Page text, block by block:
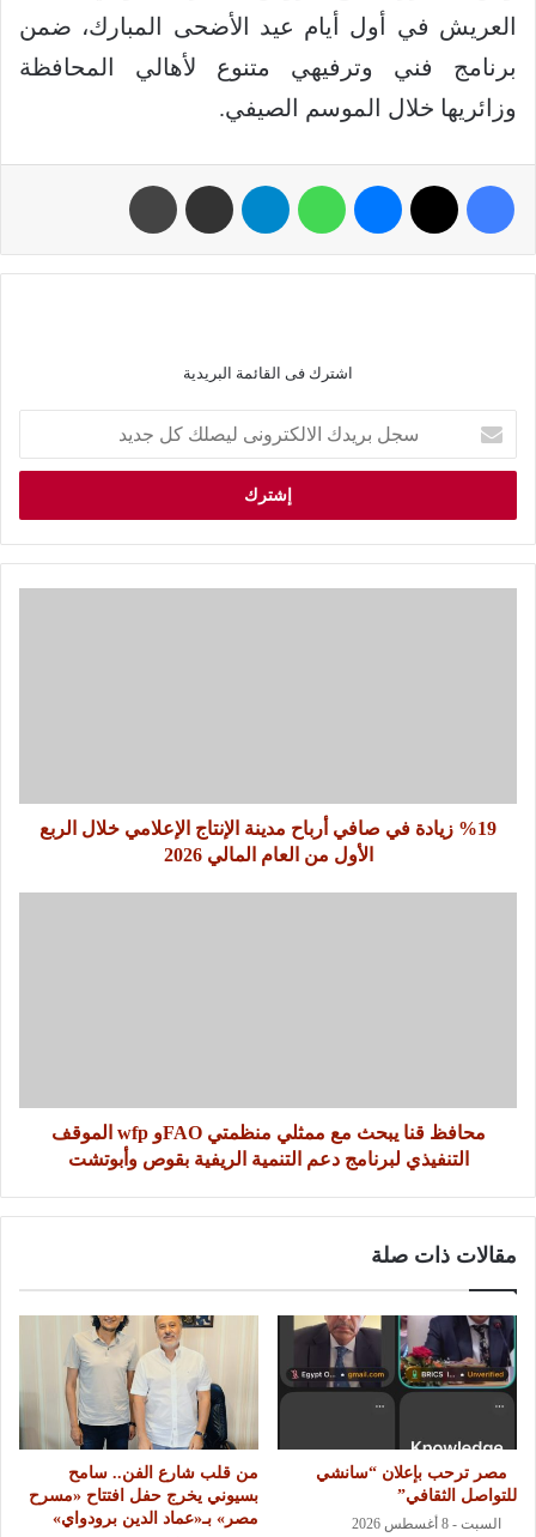
العريش في أول أيام عيد الأضحى المبارك، ضمن
برنامج فني وترفيهي متنوع لأهالي المحافظة
وزائريها خلال الموسم الصيفي.
اشترك فى القائمة البريدية
%19 زيادة في صافي أرباح مدينة الإنتاج الإعلامي خلال الربع
الأول من العام المالي 2026
محافظ قنا يبحث مع ممثلي منظمتي FAOو wfp الموقف
التنفيذي لبرنامج دعم التنمية الريفية بقوص وأبوتشت
مقالات ذات صلة
مصر ترحب بإعلان “سانشي
للتواصل الثقافي”
السبت - 8 أغسطس 2026
من قلب شارع الفن.. سامح
بسيوني يخرج حفل افتتاح «مسرح
مصر» بـ«عماد الدين برودواي»